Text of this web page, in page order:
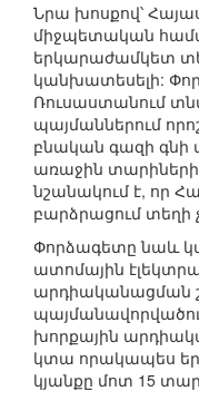
Նրա խոսքով՝
միջպետական
երկարաժամկետ
կանխատեսելի:
Ռուսաստանում
պայմաններում
բնական գազի
առաջին
նշանակում է, որ
բարձրացում տեղի
Փորձագետը նաև
ատոմային
արդիականացման
խորքային
կտա որակապես
կյանքը մոտ 15